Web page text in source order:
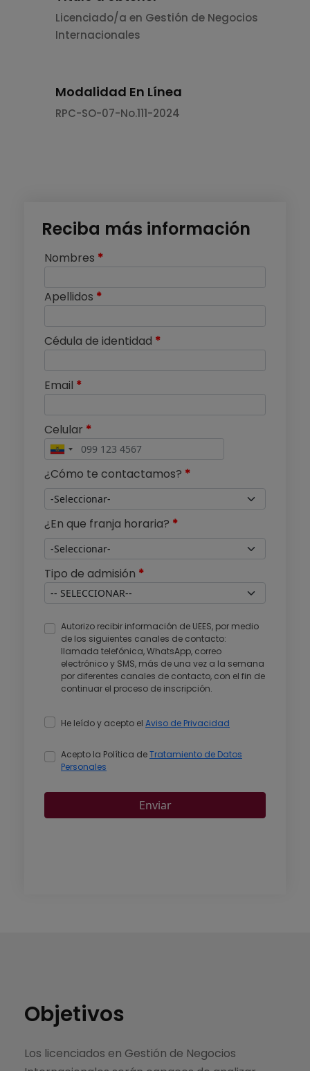
Licenciado/a en Gestión de Negocios
Internacionales
Modalidad En Línea
RPC-SO-07-No.111-2024
Reciba más información
Objetivos
Los licenciados en Gestión de Negocios